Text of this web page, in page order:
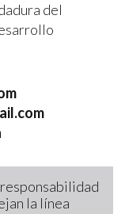
del
la línea